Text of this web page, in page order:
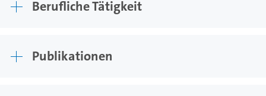
Berufliche Tätigkeit
Publikationen